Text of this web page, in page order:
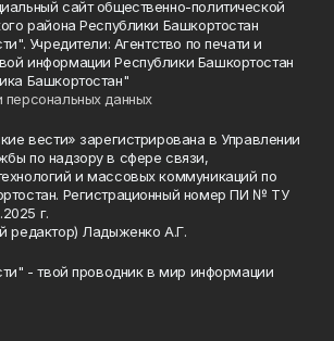
сайт общественно-политической
района Республики Башкортостан
Учредители: Агентство по печати и
информации Республики Башкортостан
Башкортостан"
данных
вести» зарегистрирована в Управлении
по надзору в сфере связи,
и массовых коммуникаций по
Регистрационный номер ПИ № ТУ
г.
редактор) Ладыженко А.Г.
- твой проводник в мир информации